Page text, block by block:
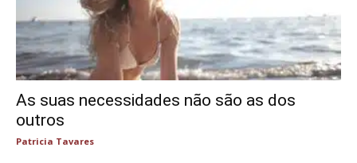
As suas necessidades não são as dos
outros
Patricia Tavares